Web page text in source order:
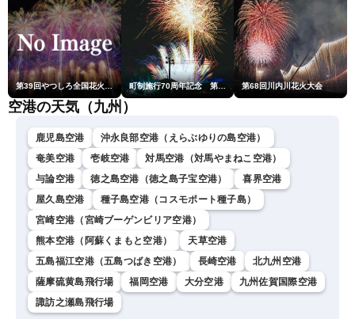
第39回やつしろ全国花火競技大会 町制施行70周年記念 第48回南種子町ロケット祭 第68回川内川花火大会
空港の天気（九州）
鹿児島空港
沖永良部空港（えらぶゆりの島空港）
奄美空港
壱岐空港
対馬空港（対馬やまねこ空港）
与論空港
徳之島空港（徳之島子宝空港）
喜界空港
屋久島空港
種子島空港（コスモポート種子島）
宮崎空港（宮崎ブーゲンビリア空港）
熊本空港（阿蘇くまもと空港）
天草空港
五島福江空港（五島つばき空港）
長崎空港
北九州空港
薩摩硫黄島飛行場
福岡空港 大分空港
九州佐賀国際空港
諏訪之瀬島飛行場